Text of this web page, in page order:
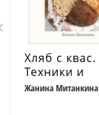
Хляб с квас.
Техники и
рецепти
Жанина Митанкина